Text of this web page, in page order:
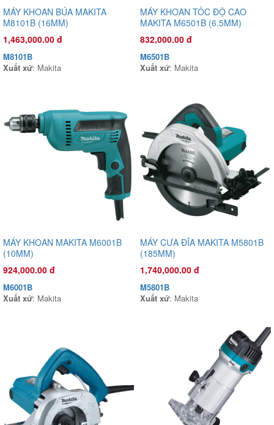
Đầu phun áp lực chất lỏng Con Ong Vàng COV22R 1.0HP Xanh
rêu
1,135,000.00 đ
COV22R
Xuất xứ:
Đầu phun áp lực chất lỏng Con Ong Vàng COV22X 1.0HP Xanh
mờ
1,135,000.00 đ
COV22X
Xuất xứ:
MÁY KHOAN BÚA MAKITA
M8101B (16MM)
1,463,000.00 đ
M8101B
Xuất xứ: Makita
MÁY KHOAN TỐC ĐỘ CAO
MAKITA M6501B (6.5MM)
832,000.00 đ
M6501B
Xuất xứ: Makita
MÁY KHOAN MAKITA M6001B
(10MM)
924,000.00 đ
M6001B
Xuất xứ: Makita
MÁY CƯA ĐĨA MAKITA M5801B
(185MM)
1,740,000.00 đ
M5801B
Xuất xứ: Makita